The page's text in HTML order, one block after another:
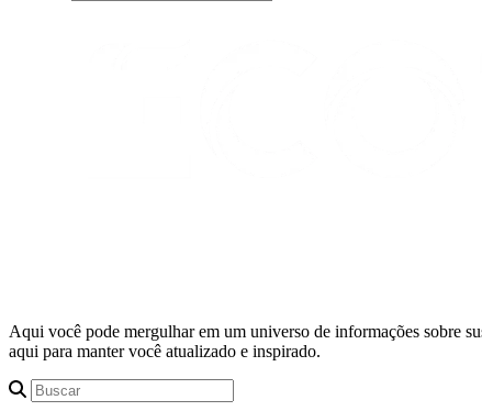
Aqui você pode mergulhar em um universo de informações sobre
aqui para manter você atualizado e inspirado.